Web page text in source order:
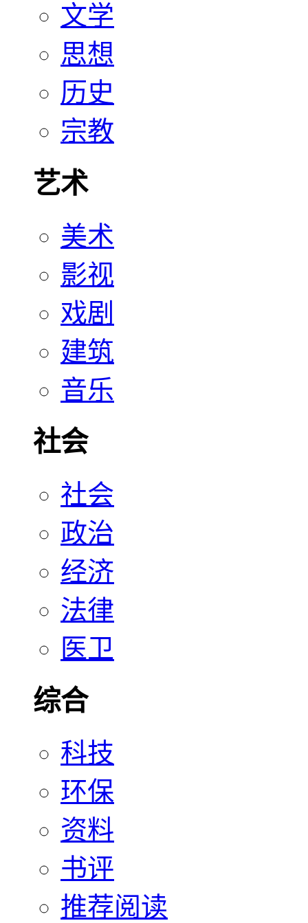
文学
思想
历史
宗教
艺术
美术
影视
戏剧
建筑
音乐
社会
社会
政治
经济
法律
医卫
综合
科技
环保
资料
书评
推荐阅读